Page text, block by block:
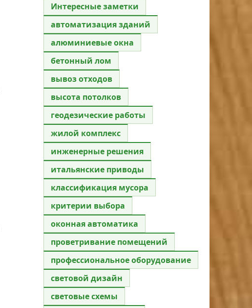
Интересные заметки
автоматизация зданий
алюминиевые окна
бетонный лом
вывоз отходов
высота потолков
геодезические работы
жилой комплекс
инженерные решения
итальянские приводы
классификация мусора
критерии выбора
оконная автоматика
проветривание помещений
профессиональное оборудование
световой дизайн
световые схемы